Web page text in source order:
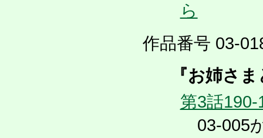
ら
作品番号 03-
『お姉さ
第3話190-
03-005